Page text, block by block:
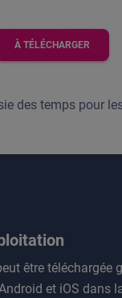
À TÉLÉCHARGER
des temps pour
être téléchargée
et iOS dans